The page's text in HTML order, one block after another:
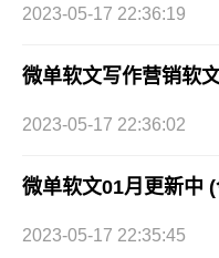
2023-05-17 22:36:19
微单软文写作营销软
2023-05-17 22:36:02
微单软文01月更新中
2023-05-17 22:35:45